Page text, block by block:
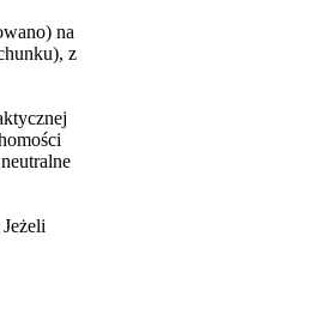
na
z